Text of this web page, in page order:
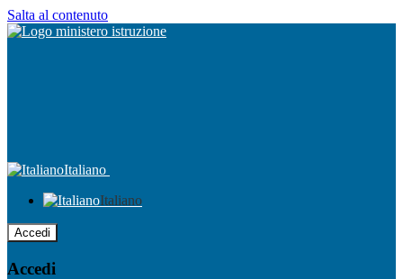
Salta al contenuto
Italiano
Italiano
Accedi
Accedi